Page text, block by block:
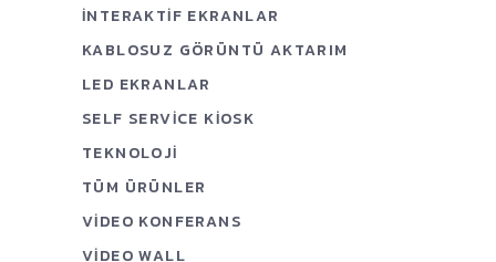
İNTERAKTIF EKRANLAR
KABLOSUZ GÖRÜNTÜ AKTARIM
LED EKRANLAR
SELF SERVICE KIOSK
TEKNOLOJI
TÜM ÜRÜNLER
VIDEO KONFERANS
VIDEO WALL